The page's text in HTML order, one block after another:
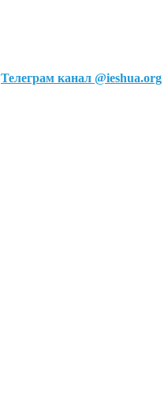
Телеграм канал @ieshua.org